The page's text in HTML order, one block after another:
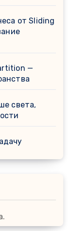
от Sliding
—
света,